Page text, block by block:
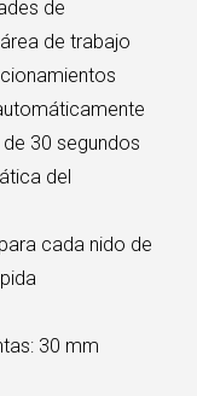
de
de trabajo
30 segundos
del
cada nido de
30 mm